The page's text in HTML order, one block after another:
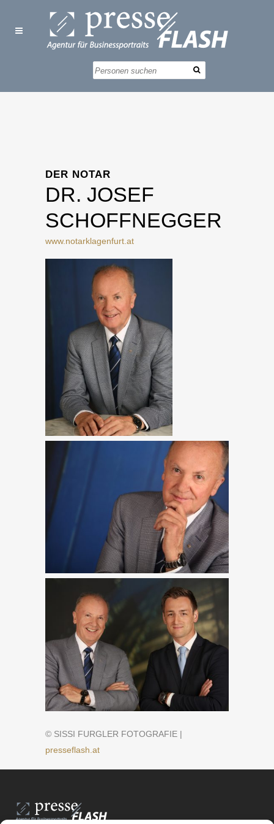
DER NOTAR
DR. JOSEF
SCHOFFNEGGER
www.notarklagenfurt.at
© SISSI FURGLER FOTOGRAFIE |
presseflash.at